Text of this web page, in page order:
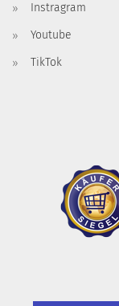
Instragram
Youtube
TikTok